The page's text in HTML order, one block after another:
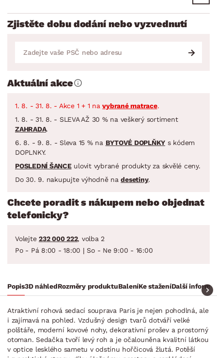
Zjistěte dobu dodání nebo vyzvednutí
Aktuální akce
1. 8. - 31. 8. - Akce 1 + 1 navybrané matrace.
1. 8. - 31. 8. - SLEVA AŽ 30 % na veškerý sortiment
ZAHRADA.
6. 8. - 9. 8. - Sleva 15 % na BYTOVÉ DOPLŇKY s kódem
DOPLNKY.
POSLEDNÍ ŠANCEulovit vybrané produkty za skvělé ceny.
Do 30. 9. nakupujte výhodně nadesetiny.
Chcete poradit s nákupem nebo objednat
telefonicky?
Volejte 232 000 222, volba 2
Po - Pá 8:00 - 18:00 | So - Ne 9:00 - 16:00
Popis3D náhledRozměry produktuBaleníKe staženíDalší
Atraktivní rohová sedací souprava Paris je nejen pohodlná, ale
i zajímavá na pohled. Vzdušný design tvarů dotváří velké
polštáře, moderní kovové nohy, dekorativní prošev a prostorný
otoman. Sedačka tvoří levý roh a je očalouněna kvalitní látkou
v optice lesklého sametu v odstínu hořčicová žlutá. Potěší